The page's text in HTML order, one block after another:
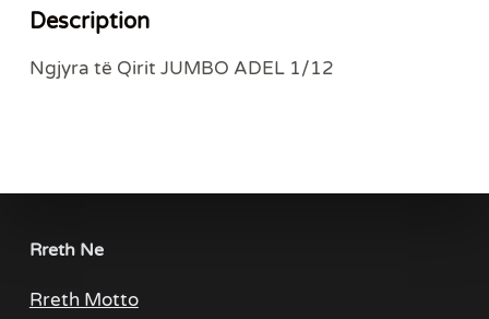
Description
Ngjyra të Qirit JUMBO ADEL 1/12
Rreth Ne
Rreth Motto